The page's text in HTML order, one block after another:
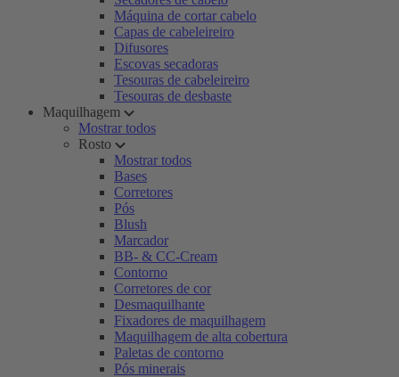
Máquina de cortar cabelo
Capas de cabeleireiro
Difusores
Escovas secadoras
Tesouras de cabeleireiro
Tesouras de desbaste
Maquilhagem
Mostrar todos
Rosto
Mostrar todos
Bases
Corretores
Pós
Blush
Marcador
BB- & CC-Cream
Contorno
Corretores de cor
Desmaquilhante
Fixadores de maquilhagem
Maquilhagem de alta cobertura
Paletas de contorno
Pós minerais